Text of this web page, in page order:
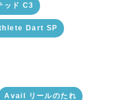
ッド C3
Dart SP
Avail リールのたれ